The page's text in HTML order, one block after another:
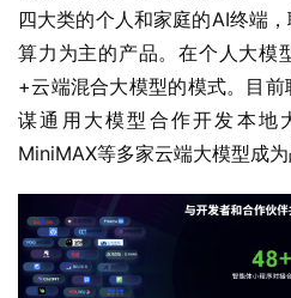
四大类的个人和家庭的AI终端
算力为主的产品。在个人大模
+云端混合大模型的模式。目
谋通用大模型合作开发本地
MiniMAX等多家云端大模型成为